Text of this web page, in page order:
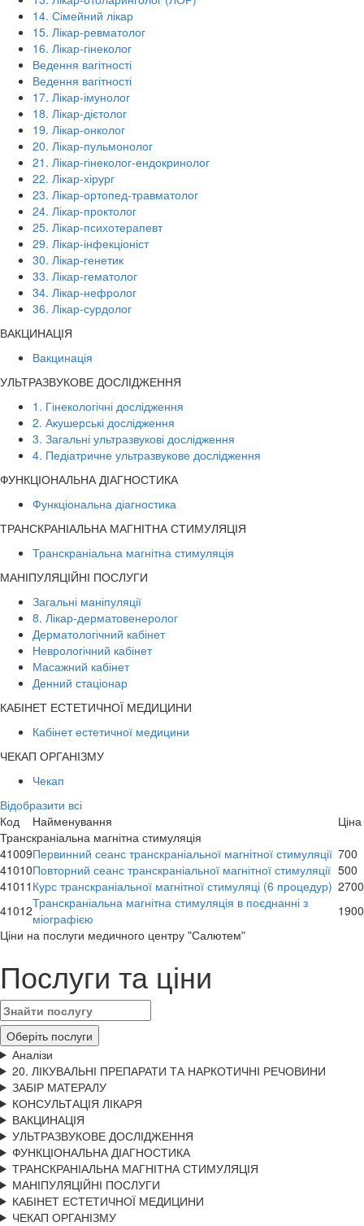
14. Сімейний лікар
15. Лікар-ревматолог
16. Лікар-гінеколог
Ведення вагітності
Ведення вагітності
17. Лікар-імунолог
18. Лікар-дієтолог
19. Лікар-онколог
20. Лікар-пульмонолог
21. Лікар-гінеколог-ендокринолог
22. Лікар-хірург
23. Лікар-ортопед-травматолог
24. Лікар-проктолог
25. Лікар-психотерапевт
29. Лікар-інфекціоніст
30. Лікар-генетик
33. Лікар-гематолог
34. Лікар-нефролог
36. Лікар-сурдолог
ВАКЦИНАЦІЯ
Вакцинація
УЛЬТРАЗВУКОВЕ ДОСЛІДЖЕННЯ
1. Гінекологічні дослідження
2. Акушерські дослідження
3. Загальні ультразвукові дослідження
4. Педіатричне ультразвукове дослідження
ФУНКЦІОНАЛЬНА ДІАГНОСТИКА
Функціональна діагностика
ТРАНСКРАНІАЛЬНА МАГНІТНА СТИМУЛЯЦІЯ
Транскраніальна магнітна стимуляція
МАНІПУЛЯЦІЙНІ ПОСЛУГИ
Загальні маніпуляції
8. Лікар-дерматовенеролог
Дерматологічний кабінет
Неврологічний кабінет
Масажний кабінет
Денний стаціонар
КАБІНЕТ ЕСТЕТИЧНОЇ МЕДИЦИНИ
Кабінет естетичної медицини
ЧЕКАП ОРГАНІЗМУ
Чекап
Відобразити всі
Код
Найменування
Ціна
Транскраніальна магнітна стимуляція
41009Первинний сеанс транскраніальної магнітної стимуляції 700
41010Повторний сеанс транскраніальної магнітної стимуляції 500
41011 Курс транскраніальної магнітної стимуляці (6 процедур) 2700
41012Транскраніальна магнітна стимуляція в поєднанні з
міографією
1900
Цiни на послуги медичного центру "Салютем"
Послуги та ціни
Оберіть послуги
Аналізи
20. ЛІКУВАЛЬНІ ПРЕПАРАТИ ТА НАРКОТИЧНІ РЕЧОВИНИ
ЗАБІР МАТЕРАЛУ
КОНСУЛЬТАЦІЯ ЛІКАРЯ
ВАКЦИНАЦІЯ
УЛЬТРАЗВУКОВЕ ДОСЛІДЖЕННЯ
ФУНКЦІОНАЛЬНА ДІАГНОСТИКА
ТРАНСКРАНІАЛЬНА МАГНІТНА СТИМУЛЯЦІЯ
МАНІПУЛЯЦІЙНІ ПОСЛУГИ
КАБІНЕТ ЕСТЕТИЧНОЇ МЕДИЦИНИ
ЧЕКАП ОРГАНІЗМУ